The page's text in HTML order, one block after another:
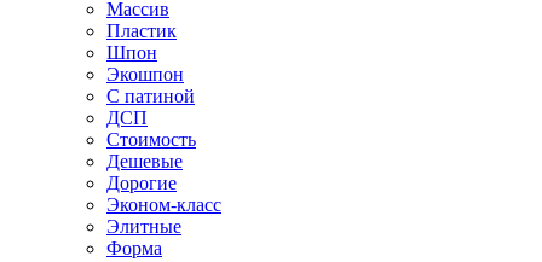
Массив
Пластик
Шпон
Экошпон
С патиной
ДСП
Стоимость
Дешевые
Дорогие
Эконом-класс
Элитные
Форма